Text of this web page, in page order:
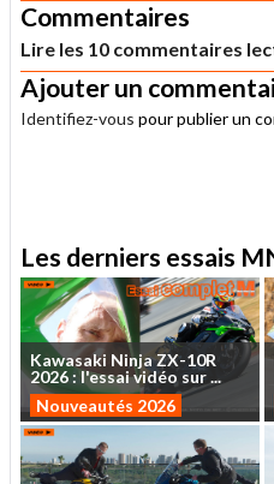
Commentaires
Lire les 10 commentaires
Ajouter un
Identifiez-vous pour publier un
Les derniers essais
Kawasaki NinjaZX-10R
2026: l'essaividéo sur...
Nouveautés 2026